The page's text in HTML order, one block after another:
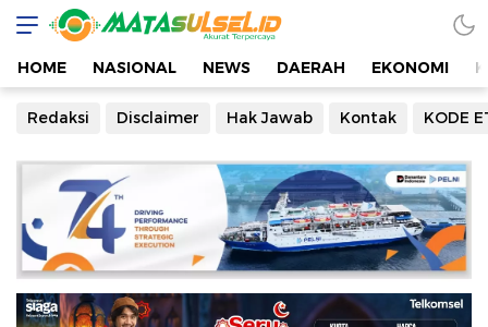
HOME NASIONAL NEWS DAERAH EKONOMI
Redaksi Disclaimer Hak Jawab Kontak KODE